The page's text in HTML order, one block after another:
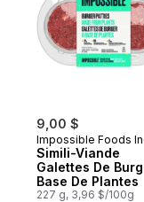
9,00 $
Impossible Foods
Simili-Viande
Galettes De
Base De Plantes
227 g, 3,96 $/100g